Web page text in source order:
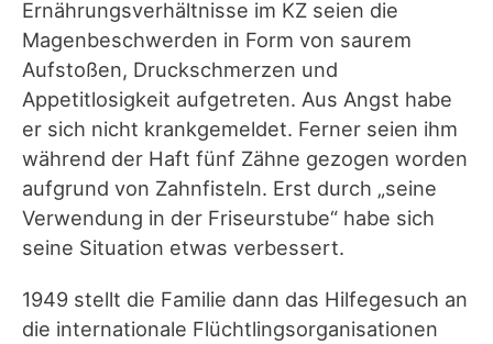
Ernährungsverhältnisse im KZ seien die
Magenbeschwerden in Form von saurem
Aufstoßen, Druckschmerzen und
Appetitlosigkeit aufgetreten. Aus Angst habe
er sich nicht krankgemeldet. Ferner seien ihm
während der Haft fünf Zähne gezogen worden
aufgrund von Zahnfisteln. Erst durch „seine
Verwendung in der Friseurstube“ habe sich
seine Situation etwas verbessert.
1949 stellt die Familie dann das Hilfegesuch an
die internationale Flüchtlingsorganisationen